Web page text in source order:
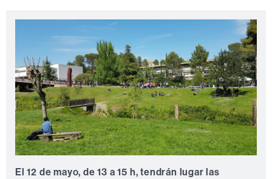
El 12 de mayo, de 13 a 15 h, tendrán lugar las